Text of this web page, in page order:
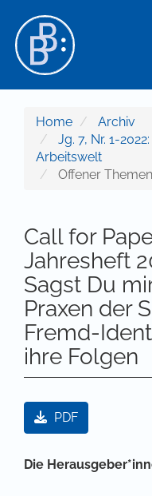
Hauptinhalt
Sidebar
Home
Archiv
Jg. 7, Nr. 1-
Arbeitswelt
Offener
Call for
Jahresheft
Sagst Du
Praxen der
Fremd-
ihre Folgen
Artikel-
PDF
Die